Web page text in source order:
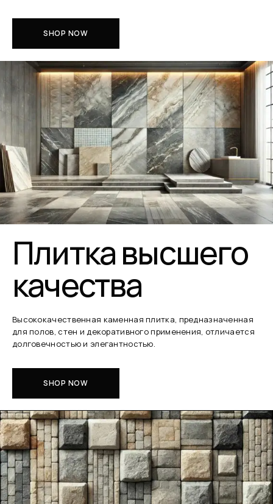
SHOP NOW
Плитка высшего
качества
Высококачественная каменная плитка, предназначенная
для полов, стен и декоративного применения, отличается
долговечностью и элегантностью.
SHOP NOW